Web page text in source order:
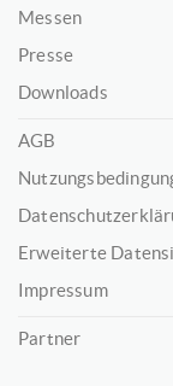
Messen
Presse
Downloads
AGB
Erweiterte
Impressum
Partner